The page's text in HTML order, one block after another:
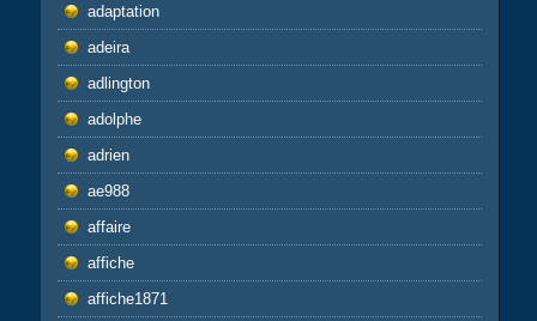
adaptation
adeira
adlington
adolphe
adrien
ae988
affaire
affiche
affiche1871